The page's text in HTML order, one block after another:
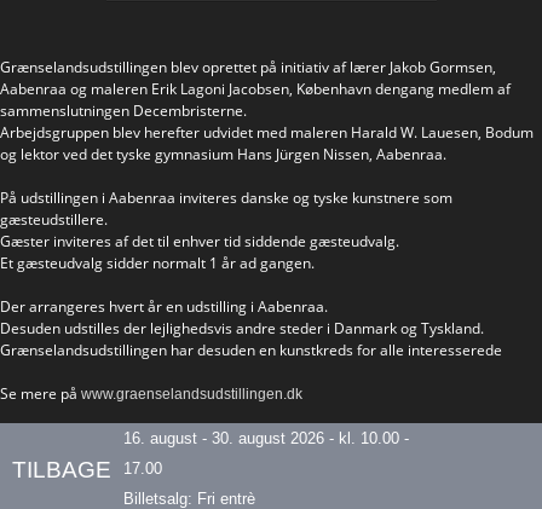
Grænselandsudstillingen blev oprettet på initiativ af lærer Jakob Gormsen,
Aabenraa og maleren Erik Lagoni Jacobsen, København dengang medlem af
sammenslutningen Decembristerne.
Arbejdsgruppen blev herefter udvidet med maleren Harald W. Lauesen, Bodum
og lektor ved det tyske gymnasium Hans Jürgen Nissen, Aabenraa.
På udstillingen i Aabenraa inviteres danske og tyske kunstnere som
gæsteudstillere.
Gæster inviteres af det til enhver tid siddende gæsteudvalg.
Et gæsteudvalg sidder normalt 1 år ad gangen.
Der arrangeres hvert år en udstilling i Aabenraa.
Desuden udstilles der lejlighedsvis andre steder i Danmark og Tyskland.
Grænselandsudstillingen har desuden en kunstkreds for alle interesserede
Se mere på www.graenselandsudstillingen.dk
TILBAGE
16. august - 30. august 2026 - kl. 10.00 -
17.00
Billetsalg: Fri entrè